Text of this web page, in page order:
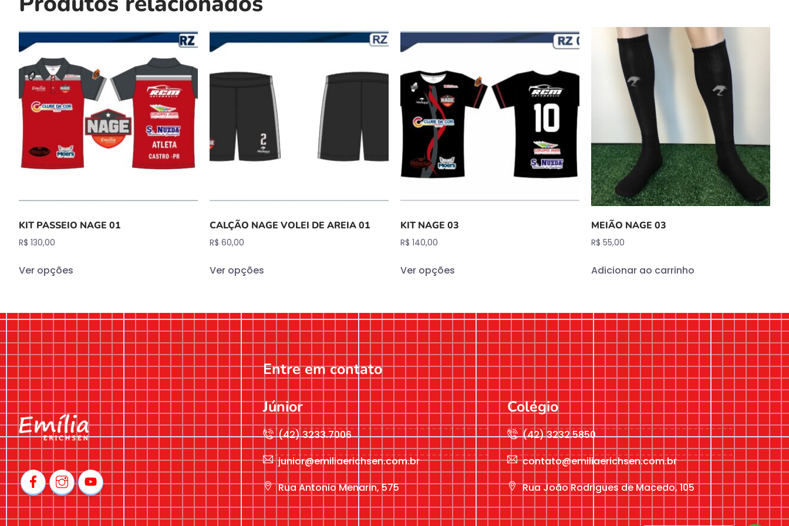
KIT PASSEIO NAGE 01
R$ 130,00
Ver opções
CALÇÃO NAGE VOLEI DE AREIA 01
R$ 60,00
Ver opções
KIT NAGE 03
R$ 140,00
Ver opções
MEIÃO NAGE 03
R$ 55,00
Adicionar ao carrinho
Entre em contato
Júnior
(42) 3233.7006
junior@emiliaerichsen.com.br
Rua Antonio Menarin, 575
Colégio
(42) 3232.5850
contato@emiliaerichsen.com.br
Rua João Rodrigues de Macedo, 105